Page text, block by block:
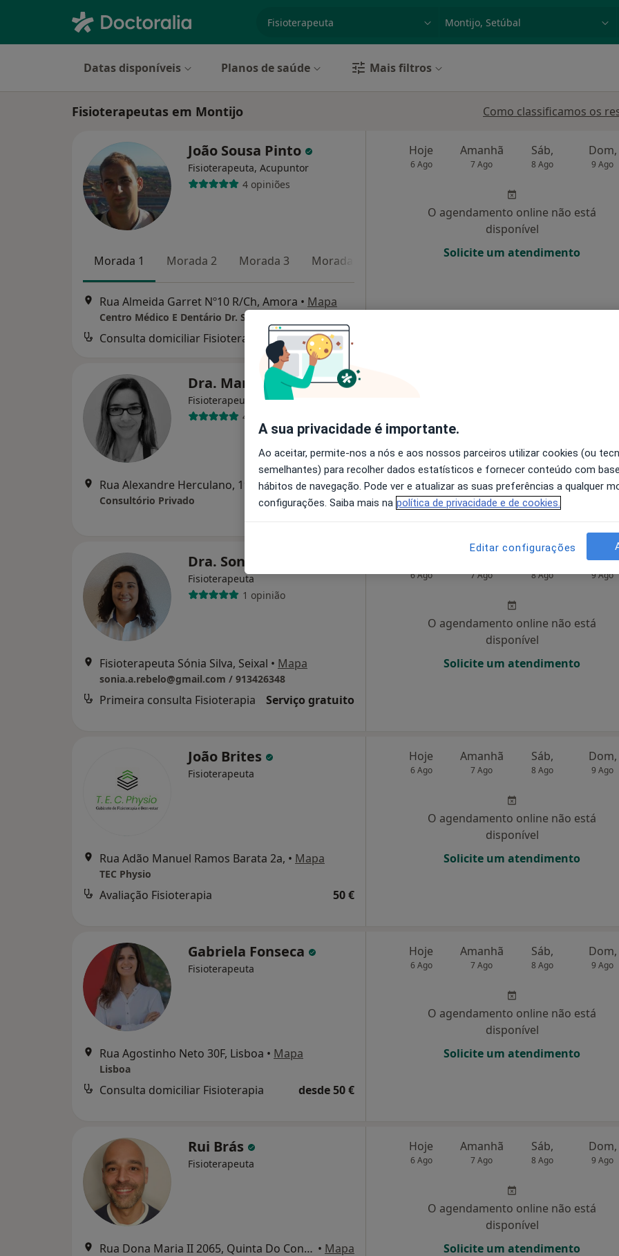
p. ex. Lisboa
Datas disponíveis Planos de saúde Mais filtros
Fisioterapeutas em Montijo Como classificamos os
João Sousa Pinto
Fisioterapeuta, Acupuntor
4 opiniões
Morada 1 Morada 2 Morada 3 Morada 4
Rua Almeida Garret Nº10 R/Ch, Amora • Mapa
Centro Médico E Dentário Dr. Sousa Pinto
Consulta domiciliar Fisioterapia desde 30 €
Hoje
6 Ago
Amanhã
7 Ago
Sáb,
8 Ago
Dom,
9 Ago
O agendamento online não está
disponível
Solicite um atendimento
Dra. Marta Amaro
Fisioterapeuta, Osteopata
4 opiniões
Rua Alexandre Herculano, 19 R/C, Lisboa•Mapa
Consultório Privado
O agendamento online não está
disponível
Solicite um atendimento
Dra. Sonia Silva
Fisioterapeuta
1 opinião
Fisioterapeuta Sónia Silva, Seixal • Mapa
sonia.a.rebelo@gmail.com / 913426348
Primeira consulta Fisioterapia Serviço gratuito
6 Ago 7 Ago 8 Ago
Dom,
9 Ago
O agendamento online não está
disponível
Solicite um atendimento
João Brites
Fisioterapeuta
Rua Adão Manuel Ramos Barata 2a, • Mapa
TEC Physio
Avaliação Fisioterapia 50 €
Hoje
6 Ago
Amanhã
7 Ago
Sáb,
8 Ago
Dom,
9 Ago
O agendamento online não está
disponível
Solicite um atendimento
Gabriela Fonseca
Fisioterapeuta
Rua Agostinho Neto 30F, Lisboa • Mapa
Lisboa
Consulta domiciliar Fisioterapia desde 50 €
Hoje
6 Ago
Amanhã
7 Ago
Sáb,
8 Ago
Dom,
9 Ago
O agendamento online não está
disponível
Solicite um atendimento
Rui Brás
Fisioterapeuta
Rua Dona Maria II 2065, Quinta Do Conde • Mapa
Hoje
6 Ago
Amanhã
7 Ago
Sáb,
8 Ago
Dom,
9 Ago
O agendamento online não está
disponível
Solicite um atendimento
A sua privacidade é importante.
Ao aceitar, permite-nos a nós e aos nossos parceiros utilizar cookies (ou
semelhantes) para recolher dados estatísticos e fornecer conteúdo com
hábitos de navegação. Pode ver e atualizar as suas preferências a qualquer
configurações. Saiba mais na política de privacidade e de cookies.
Editar configurações